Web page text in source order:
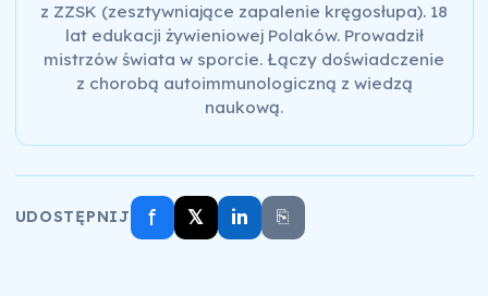
z ZZSK (zesztywniające zapalenie kręgosłupa). 18
lat edukacji żywieniowej Polaków. Prowadził
mistrzów świata w sporcie. Łączy doświadczenie
z chorobą autoimmunologiczną z wiedzą
naukową.
UDOSTĘPNIJ f 𝕏 in ⎘